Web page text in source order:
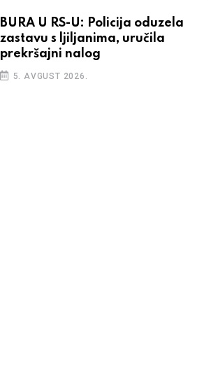
BURA U RS-U: Policija oduzela
zastavu s ljiljanima, uručila
prekršajni nalog
5. AVGUST 2026.